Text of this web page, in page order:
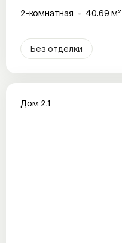
2-комнатная 40.69 м²
Без отделки
Дом 2.1